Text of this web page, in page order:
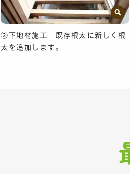
②下地材施工 既存根太に新しく根
太を追加します。